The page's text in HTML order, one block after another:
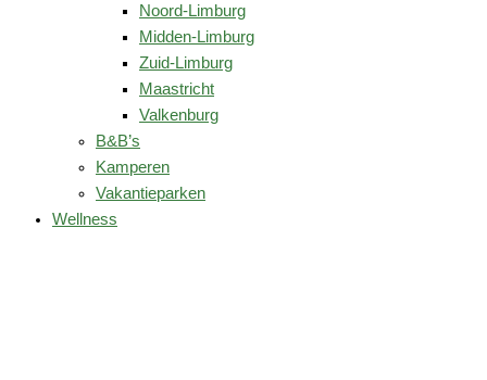
Noord-Limburg
Midden-Limburg
Zuid-Limburg
Maastricht
Valkenburg
B&B’s
Kamperen
Vakantieparken
Wellness